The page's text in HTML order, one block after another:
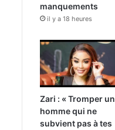
manquements
il y a 18 heures
Zari : « Tromper un
homme qui ne
subvient pas à tes